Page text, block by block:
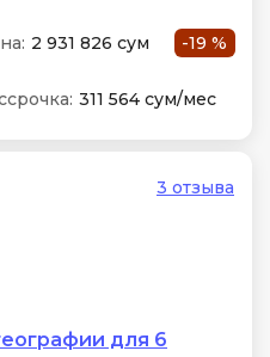
2 931 826 сум -19 %
311 564 сум/мес
3 отзыва
для 6